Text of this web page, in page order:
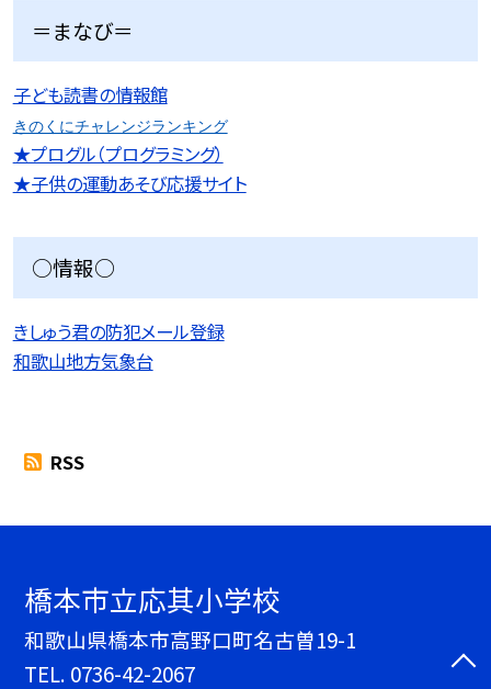
＝まなび＝
子ども読書の情報館
きのくにチャレンジランキング
★プログル（プログラミング）
★子供の運動あそび応援サイト
○情報○
きしゅう君の防犯メール登録
和歌山地方気象台
RSS
橋本市立応其小学校
和歌山県橋本市高野口町名古曽19-1
TEL. 0736-42-2067